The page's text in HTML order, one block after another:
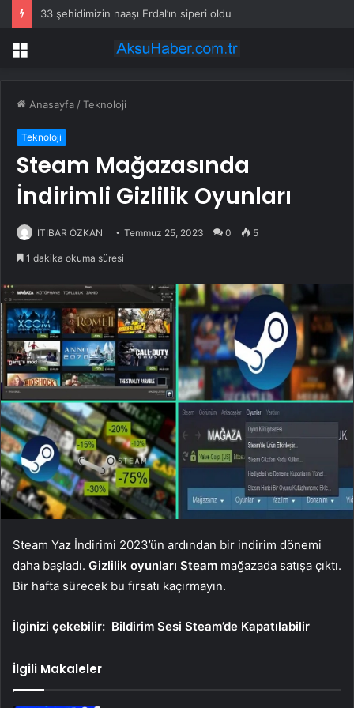
33 şehidimizin naaşı Erdal’ın siperi oldu
Menü
Anasayfa /Teknoloji
Teknoloji
Steam Mağazasında
İndirimli Gizlilik Oyunları
İTİBAR ÖZKAN Temmuz 25, 2023 0 5
1 dakika okuma süresi
Steam Yaz İndirimi 2023’ün ardından bir indirim dönemi
daha başladı. Gizlilik oyunları Steam mağazada satışa çıktı.
Bir hafta sürecek bu fırsatı kaçırmayın.
İlginizi çekebilir: Bildirim Sesi Steam’de Kapatılabilir
İlgili Makaleler